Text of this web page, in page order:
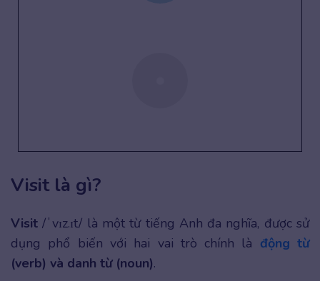
Visit là gì?
Visit /ˈvɪz.ɪt/ là một từ tiếng Anh đa nghĩa, được sử
dụng phổ biến với hai vai trò chính là động từ
(verb) và danh từ (noun).